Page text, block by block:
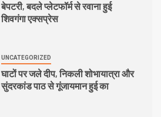
बेपटरी, बदले प्लेटफॉर्म से रवाना हुई
शिवगंगा एक्सप्रेस
UNCATEGORIZED
घाटों पर जले दीप, निकली शोभायात्रा और
सुंदरकांड पाठ से गूंजायमान हुई का